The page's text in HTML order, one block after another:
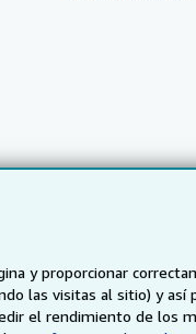
y proporcionar
las visitas al sitio) y así
el rendimiento de los